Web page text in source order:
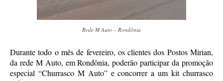
Rede M Auto – Rondônia
Durante todo o mês de fevereiro, os clientes dos Postos Mirian,
da rede M Auto, em Rondônia, poderão participar da promoção
especial “Churrasco M Auto” e concorrer a um kit churrasco